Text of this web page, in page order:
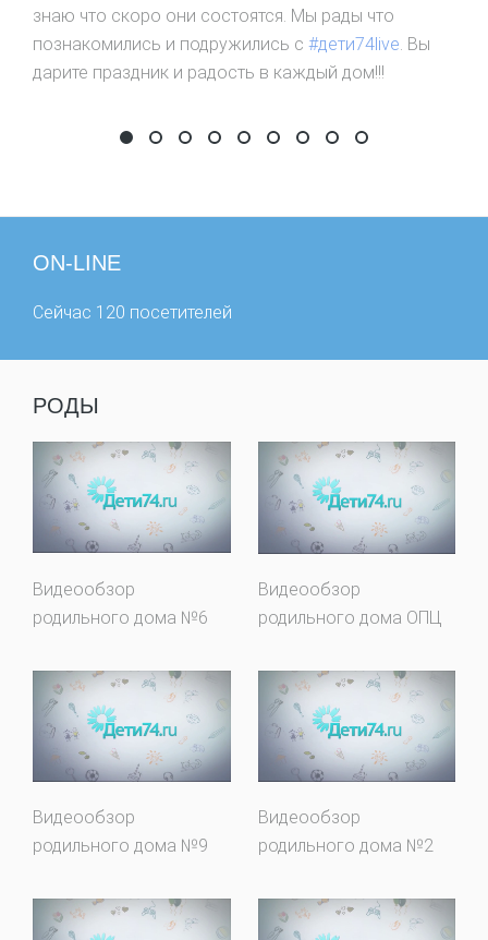
знаю что скоро они состоятся. Мы рады что
познакомились и подружились с #дети74live. Вы
дарите праздник и радость в каждый дом!!!
Фестиваль цыплят по осени считают
День почтальона
День рождения сайта
Детский Фестиваль Мыльных
Фестиваль забытых игр
Забег в ползунках
Первые победы
Самый дружный
фестиваль
ON-LINE
Сейчас 120 посетителей
РОДЫ
Видеообзор
родильного дома №6
Видеообзор
родильного дома ОПЦ
Видеообзор
родильного дома №9
Видеообзор
родильного дома №2